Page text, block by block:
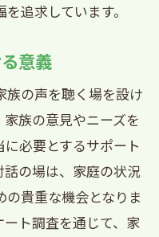
追求しています。
意義
族の声を聴く場を設け
族の意見やニーズを
必要とするサポート
の場は、家庭の状況
貴重な機会となりま
ト調査を通じて、家